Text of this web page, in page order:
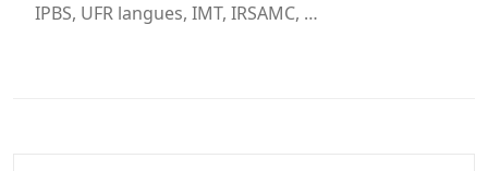
IPBS, UFR langues, IMT, IRSAMC, …